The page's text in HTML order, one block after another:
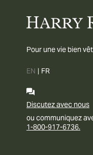
Pour une vie bien
EN | FR
Discutez avec nous
ou communiquez
1-800-917-6736.